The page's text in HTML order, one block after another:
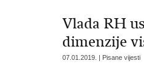
Vlada RH
dimenzije
07.01.2019. | Pisane vijesti